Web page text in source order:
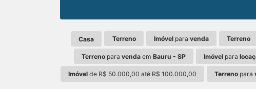
Casa Terreno Imóvelpara venda Terreno
Terreno paravenda emBauru - SP Imóvel para
Imóvelde R$ 50.000,00 até R$ 100.000,00 Terreno para